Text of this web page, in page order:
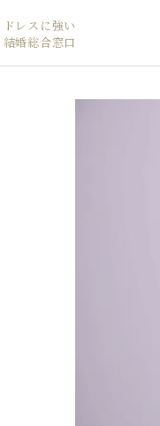
ドレスに強い
結婚総合窓口